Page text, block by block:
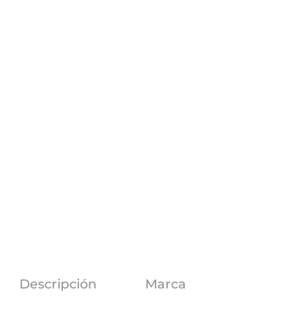
Descripción Marca